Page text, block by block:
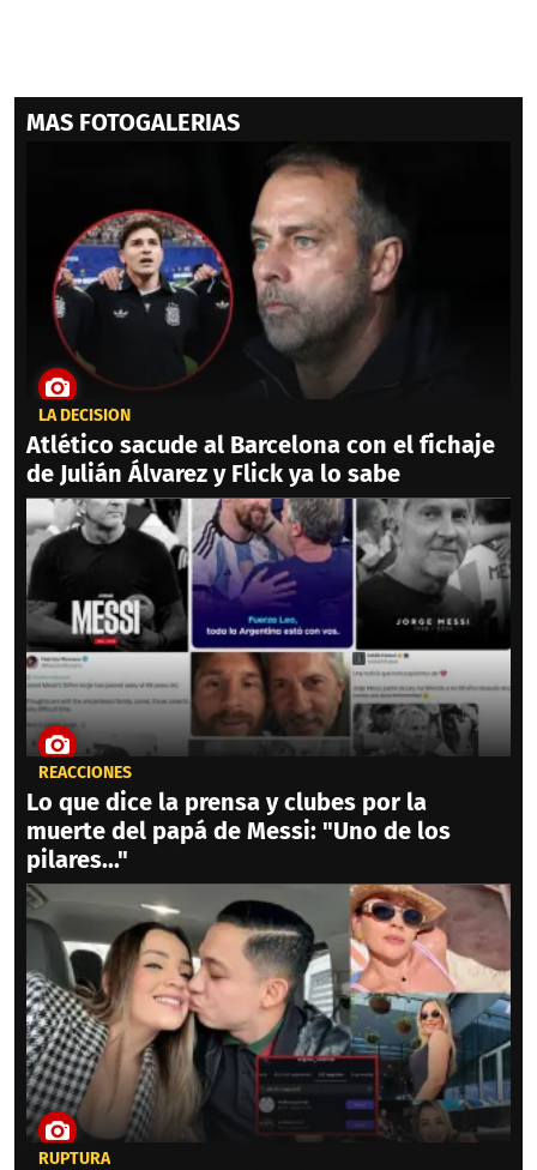
MAS FOTOGALERIAS
LA DECISIÓN
Atlético sacude al Barcelona con el fichaje
de Julián Álvarez y Flick ya lo sabe
REACCIONES
Lo que dice la prensa y clubes por la
muerte del papá de Messi: "Uno de los
pilares..."
RUPTURA